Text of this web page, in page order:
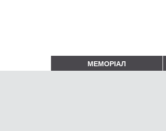
МЕМОРІАЛ